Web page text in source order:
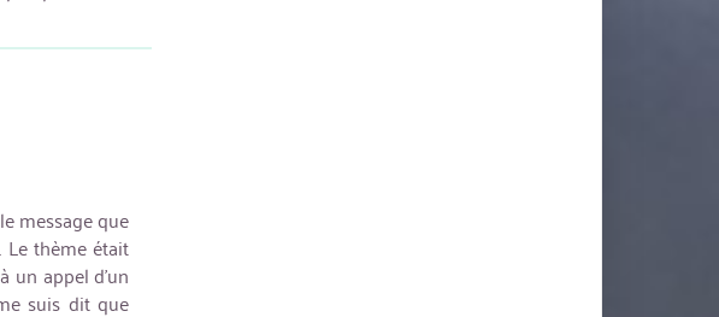
message que
Le thème était
un appel d’un
suis dit que